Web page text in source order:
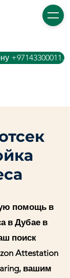
+97143300011.
помощь в
в Дубае в
поиск
Attestation
вашим